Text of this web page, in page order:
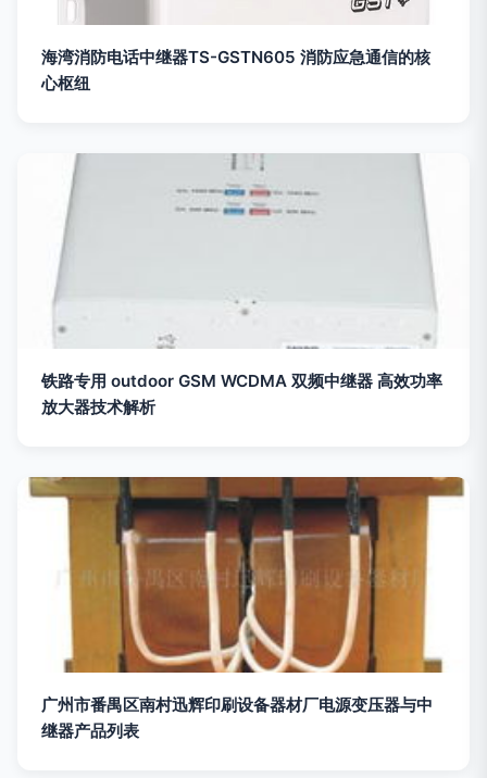
海湾消防电话中继器TS-GSTN605 消防应急通信的核
心枢纽
铁路专用 outdoor GSM WCDMA 双频中继器 高效功率
放大器技术解析
广州市番禺区南村迅辉印刷设备器材厂电源变压器与中
继器产品列表